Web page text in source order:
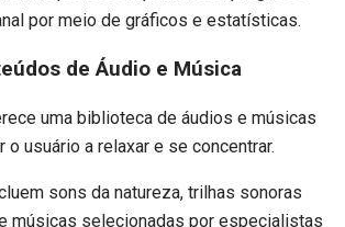
por meio de gráficos e estatísticas.
de Áudio e Música
uma biblioteca de áudios e músicas
o usuário a relaxar e se concentrar.
sons da natureza, trilhas sonoras
músicas selecionadas por especialistas